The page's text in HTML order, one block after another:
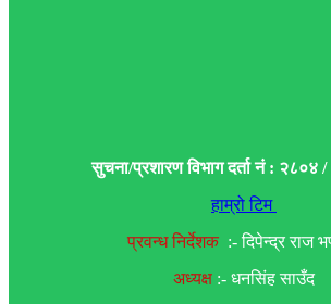
सुचना/प्रशारण विभाग दर्ता नं : २८०४
हाम्रो टिम
प्रवन्ध निर्देशक:- दिपेन्द्र राज
अध्यक्ष :- धनसिंह साउँद